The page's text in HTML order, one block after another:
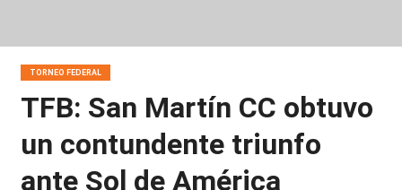
TORNEO FEDERAL
TFB: San Martín CC obtuvo
un contundente triunfo
ante Sol de América